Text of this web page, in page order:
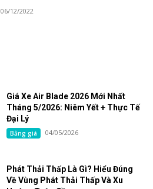
06/12/2022
Giá Xe Air Blade 2026 Mới Nhất
Tháng 5/2026: Niêm Yết + Thực Tế
Đại Lý
Bảng giá 04/05/2026
Phát Thải Thấp Là Gì? Hiểu Đúng
Về Vùng Phát Thải Thấp Và Xu